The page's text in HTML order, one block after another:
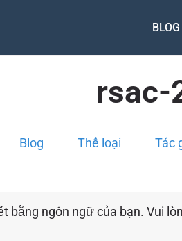
BLOG
rsac-
Blog Thể loại Tác